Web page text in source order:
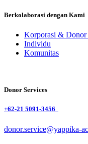
Berkolaborasi dengan Kami
Korporasi & Donor
Individu
Komunitas
Donor Services
+62-21 5091-3456
donor.service@yappika-